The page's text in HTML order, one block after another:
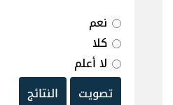
نعم
كلا
لا أعلم
تصويت
النتائج